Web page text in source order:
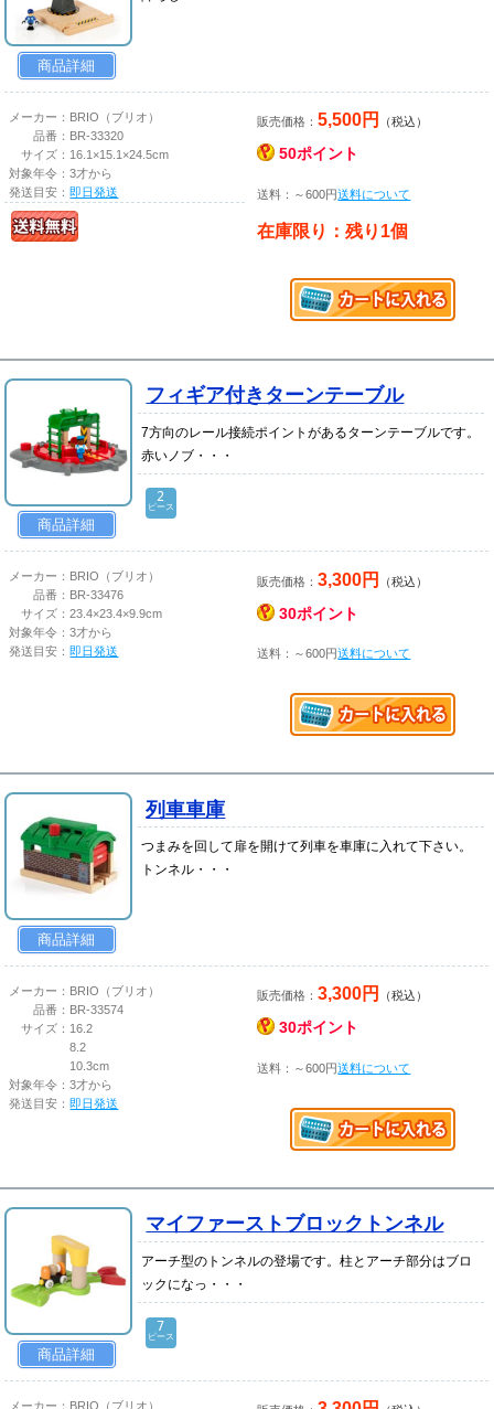
商品詳細
メーカー： BRIO（ブリオ）
品番： BR-33320
サイズ： 16.1×15.1×24.5cm
対象年令：3才から
発送目安：即日発送
販売価格：5,500円 （税込）
50ポイント
送料：～600円送料について
在庫限り：残り1個
商品詳細
フィギア付きターンテーブル
7方向のレール接続ポイントがあるターンテーブルです。
赤いノブ・・・
2
ピース
メーカー： BRIO（ブリオ）
品番： BR-33476
サイズ：23.4×23.4×9.9cm
対象年令：3才から
発送目安： 即日発送
販売価格：3,300円 （税込）
30ポイント
送料：～600円送料について
商品詳細
列車車庫
つまみを回して扉を開けて列車を車庫に入れて下さい。
トンネル・・・
メーカー： BRIO（ブリオ）
品番： BR-33574
サイズ： 16.2
8.2
10.3cm
対象年令：3才から
発送目安：即日発送
販売価格：3,300円 （税込）
30ポイント
送料：～600円送料について
商品詳細
マイファーストブロックトンネル
アーチ型のトンネルの登場です。柱とアーチ部分はブロ
ックになっ・・・
7
ピース
メーカー： BRIO（ブリオ）